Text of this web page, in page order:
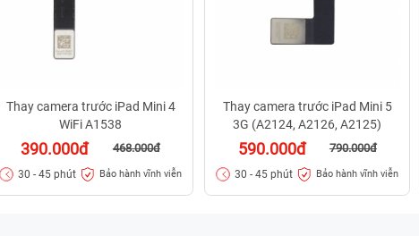
Thay camera trước iPad Mini 4
WiFi A1538
390.000đ 468.000đ
30 - 45 phút Bảo hành vĩnh viễn
Thay camera trước iPad Mini 5
3G (A2124, A2126, A2125)
590.000đ 790.000đ
30 - 45 phút Bảo hành vĩnh viễn